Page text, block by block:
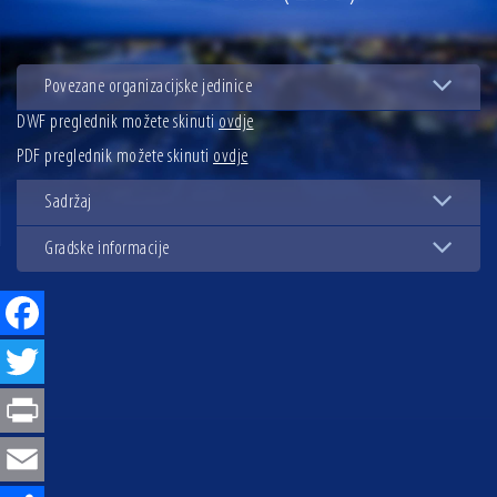
13.07.2026 | Ljetnim izdanjem Večeri vina i umjetnosti završen Vinski mjesec
07.07.2026 | Održana 8. sjednica Gradskog vijeća Grada Osijeka. Gradonačelnik
obnovu glavnog osječkog Trga Ante Starčevića
06.07.2026 | Brevis koncertom u Zlatnoj dvorani Musikvereina obilježio 30 godina
djelovanja
04.07.2026 | Zbog povoljnih vodostaja i pravodobnih mjera komarci ove godine pod
kontrolom
04.08.2026 | U Osijeku obilježen Dan pobjede i domovinske zahvalnosti i Dan
Povezane organizacijske jedinice
DWF preglednik možete skinutiovdje
PDF preglednik možete skinuti ovdje
Sadržaj
Gradske informacije